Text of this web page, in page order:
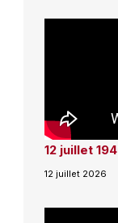
12 juillet
12 juillet 2026